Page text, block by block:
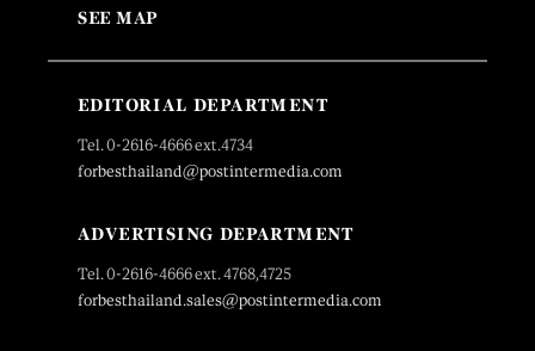
SEE MAP
EDITORIAL DEPARTMENT
Tel. 0-2616-4666 ext.4734
forbesthailand@postintermedia.com
ADVERTISING DEPARTMENT
Tel. 0-2616-4666 ext. 4768,4725
forbesthailand.sales@postintermedia.com